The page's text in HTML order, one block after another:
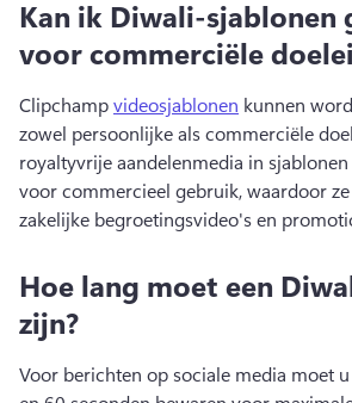
Kan ik Diwali-sjablonen
voor commerciële
Clipchamp videosjablonen kunnen
zowel persoonlijke als commerciële
royaltyvrije aandelenmedia in
voor commercieel gebruik, waardoor
zakelijke begroetingsvideo's en
Hoe lang moet een
zijn?
Voor berichten op sociale media moet